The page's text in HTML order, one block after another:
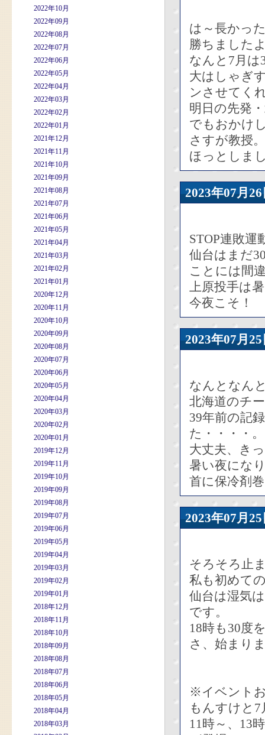
2022年10月
2022年09月
2022年08月
2022年07月
2022年06月
2022年05月
2022年04月
2022年03月
2022年02月
2022年01月
2021年12月
2021年11月
2021年10月
2021年09月
2021年08月
2021年07月
2021年06月
2021年05月
2021年04月
2021年03月
2021年02月
2021年01月
2020年12月
2020年11月
2020年10月
2020年09月
2020年08月
2020年07月
2020年06月
2020年05月
2020年04月
2020年03月
2020年02月
2020年01月
2019年12月
2019年11月
2019年10月
2019年09月
2019年08月
2019年07月
2019年06月
2019年05月
2019年04月
2019年03月
2019年02月
2019年01月
2018年12月
2018年11月
2018年10月
2018年09月
2018年08月
2018年07月
2018年06月
2018年05月
2018年04月
2018年03月
は～長かっ
勝ちました
なんと7月は
大はしゃぎ
ンさせてく
明日の先発
でもおかけ
さすが教授。
ほっとしま
2023年07
STOP連敗
仙台はまだ
ことには間
上原投手は
今夜こそ！
2023年07
なんとなん
北海道のチ
39年前の記
た・・・・。
大丈夫、き
暑い夜にな
首に保冷剤
2023年07
そろそろ止
私も初めて
仙台は湿気
です。
18時も30度
さ、始まり
※イベント
もんすけと
11時～、13